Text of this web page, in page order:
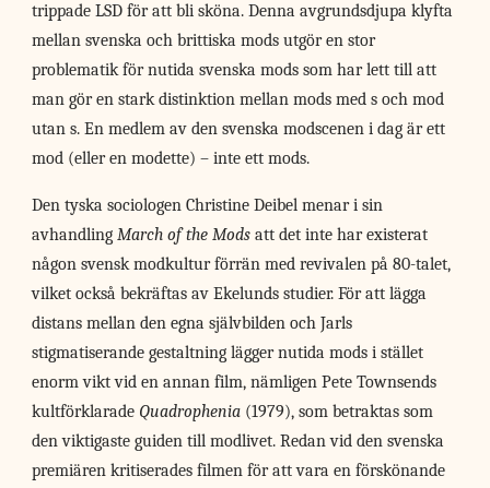
trippade LSD för att bli sköna. Denna avgrundsdjupa klyfta
mellan svenska och brittiska mods utgör en stor
problematik för nutida svenska mods som har lett till att
man gör en stark distinktion mellan mods med s och mod
utan s. En medlem av den svenska modscenen i dag är ett
mod (eller en modette) – inte ett mods.
Den tyska sociologen Christine Deibel menar i sin
avhandlingMarch of the Modsatt det inte har existerat
någon svensk modkultur förrän med revivalen på 80-talet,
vilket också bekräftas av Ekelunds studier. För att lägga
distans mellan den egna självbilden och Jarls
stigmatiserande gestaltning lägger nutida mods i stället
enorm vikt vid en annan film, nämligen Pete Townsends
kultförklarade Quadrophenia (1979), som betraktas som
den viktigaste guiden till modlivet. Redan vid den svenska
premiären kritiserades filmen för att vara en förskönande